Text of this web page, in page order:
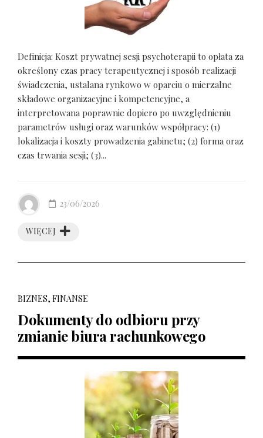
Definicja: Koszt prywatnej sesji psychoterapii to opłata za
określony czas pracy terapeutycznej i sposób realizacji
świadczenia, ustalana rynkowo w oparciu o mierzalne
składowe organizacyjne i kompetencyjne, a
interpretowana poprawnie dopiero po uwzględnieniu
parametrów usługi oraz warunków współpracy: (1)
lokalizacja i koszty prowadzenia gabinetu; (2) forma oraz
czas trwania sesji; (3)...
WIĘCEJ
23/06/2026
BIZNES, FINANSE
Dokumenty do odbioru przy
zmianie biura rachunkowego